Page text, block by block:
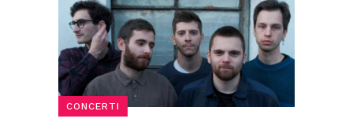
CONCERTI